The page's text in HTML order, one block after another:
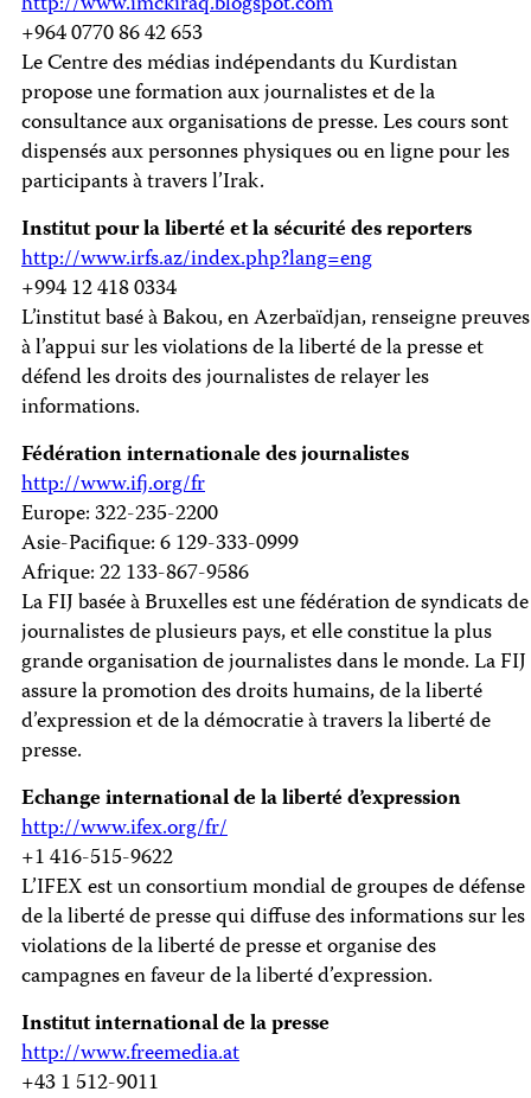
+964 0770 86 42 653
Le Centre des médias indépendants du Kurdistan
propose une formation aux journalistes et de la
consultance aux organisations de presse. Les cours sont
dispensés aux personnes physiques ou en ligne pour les
participants à travers l’Irak.
Institut pour la liberté et la sécurité des reporters
http://www.irfs.az/index.php?lang=eng
+994 12 418 0334
L’institut basé à Bakou, en Azerbaïdjan, renseigne preuves
à l’appui sur les violations de la liberté de la presse et
défend les droits des journalistes de relayer les
informations.
Fédération internationale des journalistes
http://www.ifj.org/fr
Europe: 322-235-2200
Asie-Pacifique: 6 129-333-0999
Afrique: 22 133-867-9586
La FIJ basée à Bruxelles est une fédération de syndicats de
journalistes de plusieurs pays, et elle constitue la plus
grande organisation de journalistes dans le monde. La FIJ
assure la promotion des droits humains, de la liberté
d’expression et de la démocratie à travers la liberté de
presse.
Echange international de la liberté d’expression
http://www.ifex.org/fr/
+1 416-515-9622
L’IFEX est un consortium mondial de groupes de défense
de la liberté de presse qui diffuse des informations sur les
violations de la liberté de presse et organise des
campagnes en faveur de la liberté d’expression.
Institut international de la presse
http://www.freemedia.at
+43 1 512-9011